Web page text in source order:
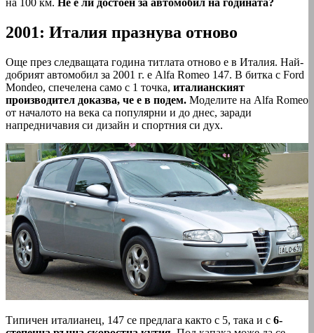
2001: Италия празнува отново
Още през следващата година титлата отново е в Италия. Най-
добрият автомобил за 2001 г. е Alfa Romeo 147. В битка с Ford
Mondeo, спечелена само с 1 точка, италианският
производител доказва, че е в подем. Моделите на Alfa Romeo
от началото на века са популярни и до днес, заради
напредничавия си дизайн и спортния си дух.
Типичен италианец, 147 се предлага както с 5, така и с 6-